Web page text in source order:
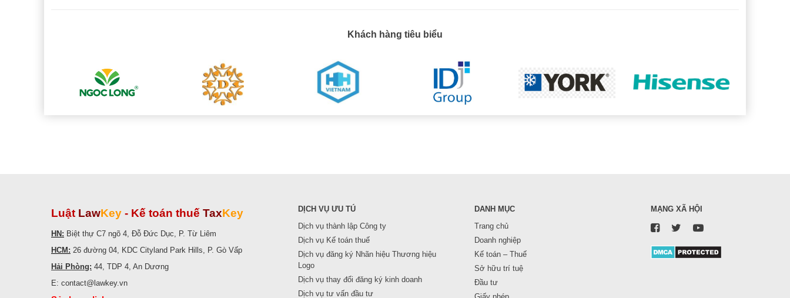
Khách hàng tiêu biểu
Luật LawKey - Kế toán thuế TaxKey
HN: Biệt thự C7 ngõ 4, Đỗ Đức Dục, P. Từ Liêm
HCM: 26 đường 04, KDC Cityland Park Hills, P. Gò Vấp
Hải Phòng: 44, TDP 4, An Dương
E: contact@lawkey.vn
DỊCH VỤ ƯU TÚ
Dịch vụ thành lập Công ty
Dịch vụ Kế toán thuế
Dịch vụ đăng ký Nhãn hiệu Thương hiệu
Logo
Dịch vụ thay đổi đăng ký kinh doanh
Dịch vụ tư vấn đầu tư
DANH MỤC
Trang chủ
Doanh nghiệp
Kế toán – Thuế
Sở hữu trí tuệ
Đầu tư
MẠNG XÃ HỘI